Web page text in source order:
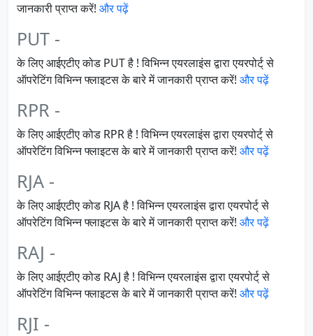
जानकारी प्राप्त करें! और पढ़ें
PUT -
के लिए आईएटीए कोड PUT है ! विभिन्न एयरलाइंस द्वारा एयरपोर्ट् से
ऑपरेटिंग विभिन्न फ्लाइटस के बारे में जानकारी प्राप्त करें! और पढ़ें
RPR -
के लिए आईएटीए कोड RPR है ! विभिन्न एयरलाइंस द्वारा एयरपोर्ट् से
ऑपरेटिंग विभिन्न फ्लाइटस के बारे में जानकारी प्राप्त करें! और पढ़ें
RJA -
के लिए आईएटीए कोड RJA है ! विभिन्न एयरलाइंस द्वारा एयरपोर्ट् से
ऑपरेटिंग विभिन्न फ्लाइटस के बारे में जानकारी प्राप्त करें! और पढ़ें
RAJ -
के लिए आईएटीए कोड RAJ है ! विभिन्न एयरलाइंस द्वारा एयरपोर्ट् से
ऑपरेटिंग विभिन्न फ्लाइटस के बारे में जानकारी प्राप्त करें! और पढ़ें
RJI -